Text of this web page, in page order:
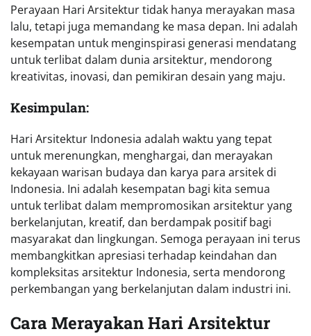
Perayaan Hari Arsitektur tidak hanya merayakan masa
lalu, tetapi juga memandang ke masa depan. Ini adalah
kesempatan untuk menginspirasi generasi mendatang
untuk terlibat dalam dunia arsitektur, mendorong
kreativitas, inovasi, dan pemikiran desain yang maju.
Kesimpulan:
Hari Arsitektur Indonesia adalah waktu yang tepat
untuk merenungkan, menghargai, dan merayakan
kekayaan warisan budaya dan karya para arsitek di
Indonesia. Ini adalah kesempatan bagi kita semua
untuk terlibat dalam mempromosikan arsitektur yang
berkelanjutan, kreatif, dan berdampak positif bagi
masyarakat dan lingkungan. Semoga perayaan ini terus
membangkitkan apresiasi terhadap keindahan dan
kompleksitas arsitektur Indonesia, serta mendorong
perkembangan yang berkelanjutan dalam industri ini.
Cara Merayakan Hari Arsitektur